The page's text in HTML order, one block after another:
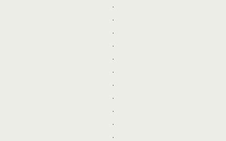
.
.
.
.
.
.
.
.
.
.
.